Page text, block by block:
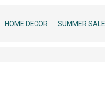
HOME DECOR SUMMER SALE